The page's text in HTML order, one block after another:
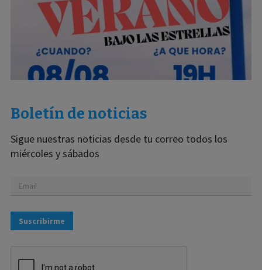
Boletín de noticias
Sigue nuestras noticias desde tu correo todos los
miércoles y sábados
Suscribirme